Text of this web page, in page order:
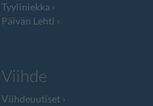
Tyyliniekka
Päivän Lehti
Viihde
Viihdeuutiset